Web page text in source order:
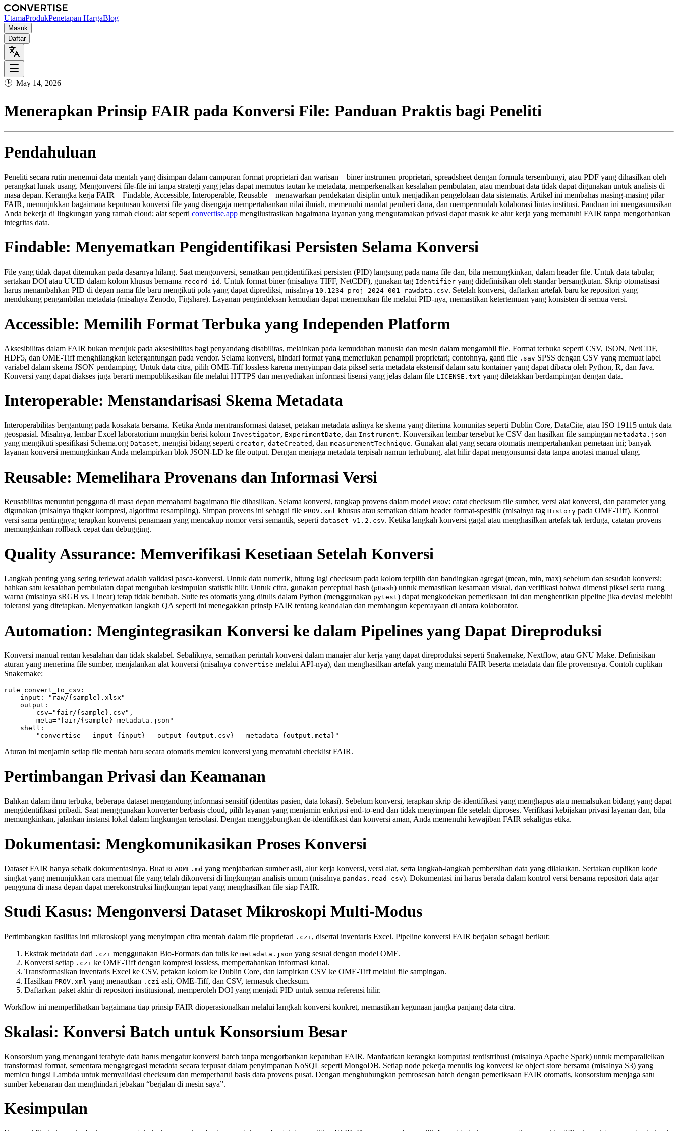
UtamaProdukPenetapan HargaBlog
Masuk
Daftar
🕒 May 14, 2026
Menerapkan Prinsip FAIR pada Konversi File: Panduan Praktis bagi Peneliti
Pendahuluan
Peneliti secara rutin menemui data mentah yang disimpan dalam campuran format proprietari dan warisan—biner instrumen proprietari, spreadsheet dengan formula tersembunyi, atau PDF yang dihasilkan oleh
perangkat lunak usang. Mengonversi file‑file ini tanpa strategi yang jelas dapat memutus tautan ke metadata, memperkenalkan kesalahan pembulatan, atau membuat data tidak dapat digunakan untuk analisis di
masa depan. Kerangka kerja FAIR—Findable, Accessible, Interoperable, Reusable—menawarkan pendekatan disiplin untuk menjadikan pengelolaan data sistematis. Artikel ini membahas masing‑masing pilar
FAIR, menunjukkan bagaimana keputusan konversi file yang disengaja mempertahankan nilai ilmiah, memenuhi mandat pemberi dana, dan mempermudah kolaborasi lintas institusi. Panduan ini mengasumsikan
Anda bekerja di lingkungan yang ramah cloud; alat seperti convertise.app mengilustrasikan bagaimana layanan yang mengutamakan privasi dapat masuk ke alur kerja yang mematuhi FAIR tanpa mengorbankan
integritas data.
Findable: Menyematkan Pengidentifikasi Persisten Selama Konversi
File yang tidak dapat ditemukan pada dasarnya hilang. Saat mengonversi, sematkan pengidentifikasi persisten (PID) langsung pada nama file dan, bila memungkinkan, dalam header file. Untuk data tabular,
sertakan DOI atau UUID dalam kolom khusus bernama record_id . Untuk format biner (misalnya TIFF, NetCDF), gunakan tag Identifier yang didefinisikan oleh standar bersangkutan. Skrip otomatisasi
harus menambahkan PID di depan nama file baru mengikuti pola yang dapat diprediksi, misalnya 10.1234‑proj‑2024‑001_rawdata.csv. Setelah konversi, daftarkan artefak baru ke repositori yang
mendukung pengambilan metadata (misalnya Zenodo, Figshare). Layanan pengindeksan kemudian dapat menemukan file melalui PID‑nya, memastikan ketertemuan yang konsisten di semua versi.
Accessible: Memilih Format Terbuka yang Independen Platform
Aksesibilitas dalam FAIR bukan merujuk pada aksesibilitas bagi penyandang disabilitas, melainkan pada kemudahan manusia dan mesin dalam mengambil file. Format terbuka seperti CSV, JSON, NetCDF,
HDF5, dan OME‑Tiff menghilangkan ketergantungan pada vendor. Selama konversi, hindari format yang memerlukan penampil proprietari; contohnya, ganti file .sav SPSS dengan CSV yang memuat label
variabel dalam skema JSON pendamping. Untuk data citra, pilih OME‑Tiff lossless karena menyimpan data piksel serta metadata ekstensif dalam satu kontainer yang dapat dibaca oleh Python, R, dan Java.
Konversi yang dapat diakses juga berarti mempublikasikan file melalui HTTPS dan menyediakan informasi lisensi yang jelas dalam file LICENSE.txt yang diletakkan berdampingan dengan data.
Interoperable: Menstandarisasi Skema Metadata
Interoperabilitas bergantung pada kosakata bersama. Ketika Anda mentransformasi dataset, petakan metadata aslinya ke skema yang diterima komunitas seperti Dublin Core, DataCite, atau ISO 19115 untuk data
geospasial. Misalnya, lembar Excel laboratorium mungkin berisi kolom Investigator, ExperimentDate, dan Instrument. Konversikan lembar tersebut ke CSV dan hasilkan file sampingan metadata.json
yang mengikuti spesifikasi Schema.org Dataset, mengisi bidang seperti creator, dateCreated , dan measurementTechnique. Gunakan alat yang secara otomatis mempertahankan pemetaan ini; banyak
layanan konversi memungkinkan Anda melampirkan blok JSON‑LD ke file output. Dengan menjaga metadata terpisah namun terhubung, alat hilir dapat mengonsumsi data tanpa anotasi manual ulang.
Reusable: Memelihara Provenans dan Informasi Versi
Reusabilitas menuntut pengguna di masa depan memahami bagaimana file dihasilkan. Selama konversi, tangkap provens dalam model PROV: catat checksum file sumber, versi alat konversi, dan parameter yang
digunakan (misalnya tingkat kompresi, algoritma resampling). Simpan provens ini sebagai file PROV.xml khusus atau sematkan dalam header format‑spesifik (misalnya tag History pada OME‑Tiff). Kontrol
versi sama pentingnya; terapkan konvensi penamaan yang mencakup nomor versi semantik, seperti dataset_v1.2.csv. Ketika langkah konversi gagal atau menghasilkan artefak tak terduga, catatan provens
memungkinkan rollback cepat dan debugging.
Quality Assurance: Memverifikasi Kesetiaan Setelah Konversi
Langkah penting yang sering terlewat adalah validasi pasca‑konversi. Untuk data numerik, hitung lagi checksum pada kolom terpilih dan bandingkan agregat (mean, min, max) sebelum dan sesudah konversi;
bahkan satu kesalahan pembulatan dapat mengubah kesimpulan statistik hilir. Untuk citra, gunakan perceptual hash (pHash) untuk memastikan kesamaan visual, dan verifikasi bahwa dimensi piksel serta ruang
warna (misalnya sRGB vs. Linear) tetap tidak berubah. Suite tes otomatis yang ditulis dalam Python (menggunakan pytest) dapat mengkodekan pemeriksaan ini dan menghentikan pipeline jika deviasi melebihi
toleransi yang ditetapkan. Menyematkan langkah QA seperti ini menegakkan prinsip FAIR tentang keandalan dan membangun kepercayaan di antara kolaborator.
Automation: Mengintegrasikan Konversi ke dalam Pipelines yang Dapat Direproduksi
Konversi manual rentan kesalahan dan tidak skalabel. Sebaliknya, sematkan perintah konversi dalam manajer alur kerja yang dapat direproduksi seperti Snakemake, Nextflow, atau GNU Make. Definisikan
aturan yang menerima file sumber, menjalankan alat konversi (misalnya convertise melalui API‑nya), dan menghasilkan artefak yang mematuhi FAIR beserta metadata dan file provensnya. Contoh cuplikan
Snakemake:
rule convert_to_csv:
    input: "raw/{sample}.xlsx"
    output:
        csv="fair/{sample}.csv",
        meta="fair/{sample}_metadata.json"
    shell:
Aturan ini menjamin setiap file mentah baru secara otomatis memicu konversi yang mematuhi checklist FAIR.
Pertimbangan Privasi dan Keamanan
Bahkan dalam ilmu terbuka, beberapa dataset mengandung informasi sensitif (identitas pasien, data lokasi). Sebelum konversi, terapkan skrip de‑identifikasi yang menghapus atau memalsukan bidang yang dapat
mengidentifikasi pribadi. Saat menggunakan konverter berbasis cloud, pilih layanan yang menjamin enkripsi end‑to‑end dan tidak menyimpan file setelah diproses. Verifikasi kebijakan privasi layanan dan, bila
memungkinkan, jalankan instansi lokal dalam lingkungan terisolasi. Dengan menggabungkan de‑identifikasi dan konversi aman, Anda memenuhi kewajiban FAIR sekaligus etika.
Dokumentasi: Mengkomunikasikan Proses Konversi
Dataset FAIR hanya sebaik dokumentasinya. Buat README.md yang menjabarkan sumber asli, alur kerja konversi, versi alat, serta langkah‑langkah pembersihan data yang dilakukan. Sertakan cuplikan kode
singkat yang menunjukkan cara memuat file yang telah dikonversi di lingkungan analisis umum (misalnya pandas.read_csv). Dokumentasi ini harus berada dalam kontrol versi bersama repositori data agar
pengguna di masa depan dapat merekonstruksi lingkungan tepat yang menghasilkan file siap FAIR.
Studi Kasus: Mengonversi Dataset Mikroskopi Multi‑Modus
Pertimbangkan fasilitas inti mikroskopi yang menyimpan citra mentah dalam file proprietari .czi , disertai inventaris Excel. Pipeline konversi FAIR berjalan sebagai berikut:
Ekstrak metadata dari .czi menggunakan Bio‑Formats dan tulis ke metadata.json yang sesuai dengan model OME.
Konversi setiap .czi ke OME‑Tiff dengan kompresi lossless, mempertahankan informasi kanal.
Transformasikan inventaris Excel ke CSV, petakan kolom ke Dublin Core, dan lampirkan CSV ke OME‑Tiff melalui file sampingan.
Hasilkan PROV.xml yang menautkan .czi asli, OME‑Tiff, dan CSV, termasuk checksum.
Daftarkan paket akhir di repositori institusional, memperoleh DOI yang menjadi PID untuk semua referensi hilir.
Workflow ini memperlihatkan bagaimana tiap prinsip FAIR dioperasionalkan melalui langkah konversi konkret, memastikan kegunaan jangka panjang data citra.
Skalasi: Konversi Batch untuk Konsorsium Besar
Konsorsium yang menangani terabyte data harus mengatur konversi batch tanpa mengorbankan kepatuhan FAIR. Manfaatkan kerangka komputasi terdistribusi (misalnya Apache Spark) untuk memparallelkan
transformasi format, sementara mengagregasi metadata secara terpusat dalam penyimpanan NoSQL seperti MongoDB. Setiap node pekerja menulis log konversi ke object store bersama (misalnya S3) yang
memicu fungsi Lambda untuk memvalidasi checksum dan memperbarui basis data provens pusat. Dengan menghubungkan pemrosesan batch dengan pemeriksaan FAIR otomatis, konsorsium menjaga satu
sumber kebenaran dan menghindari jebakan “berjalan di mesin saya”.
Kesimpulan